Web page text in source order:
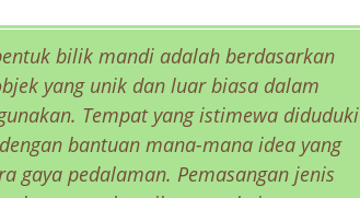
bilik mandi adalah berdasarkan
yang unik dan luar biasa dalam
Tempat yang istimewa diduduki
bantuan mana-mana idea yang
gaya pedalaman. Pemasangan jenis